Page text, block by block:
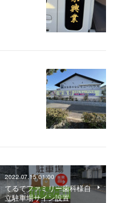
2022.07.15 01:00
てるてファミリー歯科様自
立駐車場サイン設置